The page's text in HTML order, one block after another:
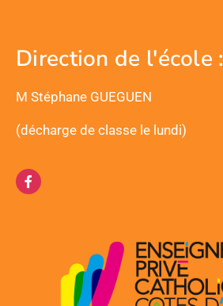
Direction de l'école :
M Stéphane GUEGUEN
(décharge de classe le lundi)